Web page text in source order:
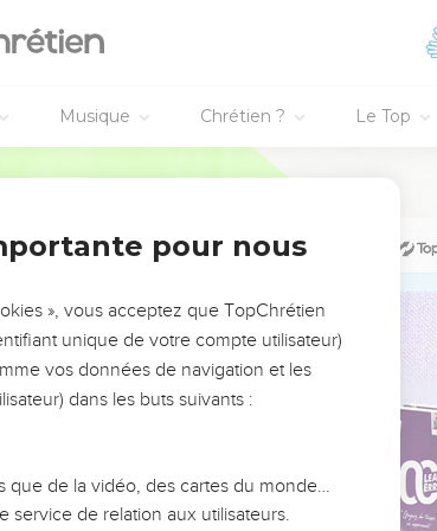
Musique Chrétien ? Le Top
; Que ferons-nous pour notre sœur Le jour où l’on
des gardiens ; Chacun apportait pour son fruit
mille (pièces) Dont deux cents à ceux qui gardent
Fais-la moi entendre !
ou au faon des biches Sur les monts des
pour nous
», vous acceptez que TopChrétien
unique de votre compte utilisateur)
vos données de navigation et les
dans les buts suivants :
que de la vidéo, des cartes du monde…
de relation aux utilisateurs.